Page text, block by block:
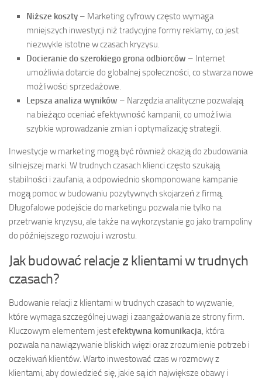
Niższe koszty – Marketing cyfrowy często wymaga
mniejszych inwestycji niż tradycyjne formy reklamy, co jest
niezwykle istotne w czasach kryzysu.
Docieranie do szerokiego grona odbiorców – Internet
umożliwia dotarcie do globalnej społeczności, co stwarza nowe
możliwości sprzedażowe.
Lepsza analiza wyników – Narzędzia analityczne pozwalają
na bieżąco oceniać efektywność kampanii, co umożliwia
szybkie wprowadzanie zmian i optymalizację strategii.
Inwestycje w marketing mogą być również okazją do zbudowania
silniejszej marki. W trudnych czasach klienci często szukają
stabilności i zaufania, a odpowiednio skomponowane kampanie
mogą pomoc w budowaniu pozytywnych skojarzeń z firmą.
Długofalowe podejście do marketingu pozwala nie tylko na
przetrwanie kryzysu, ale także na wykorzystanie go jako trampoliny
do późniejszego rozwoju i wzrostu.
Jak budować relacje z klientami w trudnych
czasach?
Budowanie relacji z klientami w trudnych czasach to wyzwanie,
które wymaga szczególnej uwagi i zaangażowania ze strony firm.
Kluczowym elementem jestefektywna komunikacja, która
pozwala na nawiązywanie bliskich więzi oraz zrozumienie potrzeb i
oczekiwań klientów. Warto inwestować czas w rozmowy z
klientami, aby dowiedzieć się, jakie są ich największe obawy i